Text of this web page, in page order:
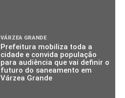
VÁRZEA GRANDE
Prefeitura mobiliza toda a
cidade e convida população
para audiência que vai definir o
futuro do saneamento em
Várzea Grande